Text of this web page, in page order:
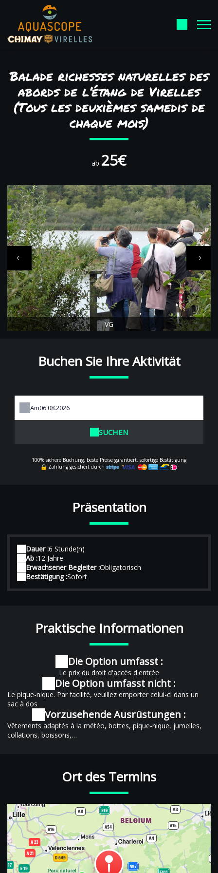
Balade richesses naturelles des
abords de l’étang de Virelles
(Tous les deuxièmes samedis de
chaque mois)
ab 25€
VG
Buchen Sie Ihre Aktivität
Am
SUCHEN
100% sichere Buchung, beste Preise garantiert, sofortige Bestätigung
Zahlung gesichert durch
Präsentation
Dauer :6 Stunde(n)
Ab :
12 Jahre
Erwachsener Begleiter :Obligatorisch
Bestätigung :Sofort
Praktische Informationen
Die Option umfasst :
Le prix du droit d'accès d'entrée
Die Option umfasst nicht :
Le pique-nique. Par facilité, veuillez emporter celui-ci dans un
sac à dos
Vorzusehende Ausrüstungen :
Vêtements adaptés à la météo, bottes, pique-nique, jumelles,
collations, boissons,…
Ort des Termins